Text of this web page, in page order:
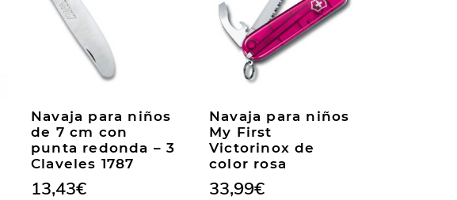
Navaja para niños
de 7 cm con
punta redonda – 3
Claveles 1787
13,43€
Navaja para niños
My First
Victorinox de
color rosa
33,99€